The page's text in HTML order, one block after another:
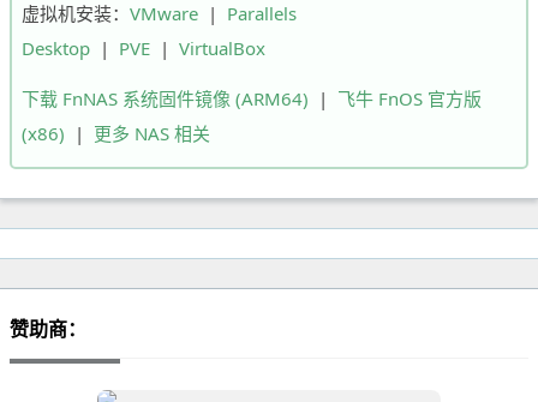
虚拟机安装： VMware | Parallels
Desktop | PVE | VirtualBox
下载 FnNAS 系统固件镜像 (ARM64) | 飞牛 FnOS 官方版
(x86) | 更多 NAS 相关
赞助商：